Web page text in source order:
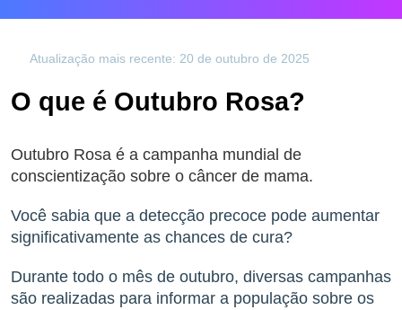
Atualização mais recente: 20 de outubro de 2025
O que é Outubro Rosa?
Outubro Rosa é a campanha mundial de
conscientização sobre o câncer de mama.
Você sabia que a detecção precoce pode aumentar
significativamente as chances de cura?
Durante todo o mês de outubro, diversas campanhas
são realizadas para informar a população sobre os